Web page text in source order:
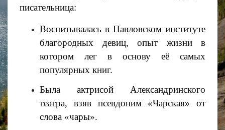
писательница:
Воспитывалась в Павловском институте
благородных девиц, опыт жизни в
котором лег в основу её самых
популярных книг.
Была актрисой Александринского
театра, взяв псевдоним «Чарская» от
слова «чары».